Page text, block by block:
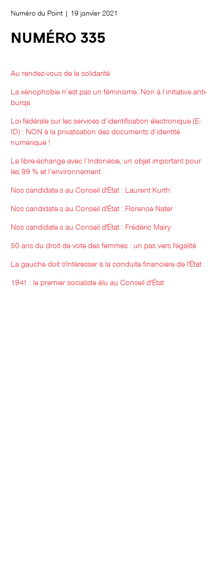
Numéro du Point | 19 janvier 2021
NUMÉRO 335
Au rendez-vous de la solidarité
La xénophobie n’est pas un féminisme. Non à l’initiative anti-
burqa
Loi fédérale sur les services d’identification électronique (E-
ID) : NON à la privatisation des documents d’identité
numérique !
Le libre-échange avec l’Indonésie, un objet important pour
les 99 % et l’environnement
Nos candidate·s au Conseil d'État : Laurent Kurth
Nos candidate·s au Conseil d'État : Florence Nater
Nos candidate·s au Conseil d'État : Frédéric Mairy
50 ans du droit de vote des femmes : un pas vers l'égalité
La gauche doit s'intéresser à la conduite financière de l'État
1941 : le premier socialiste élu au Conseil d'État